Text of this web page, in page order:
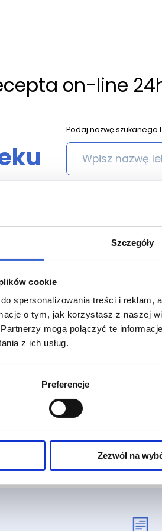
Szczegóły
cookie
spersonalizowania treści i reklam,
o tym, jak korzystasz z naszej
mogą połączyć te
z ich usług.
Preferencje
Zezwól na
on-line
Podaj nazwę szukanego
tabl. powl.(0,8